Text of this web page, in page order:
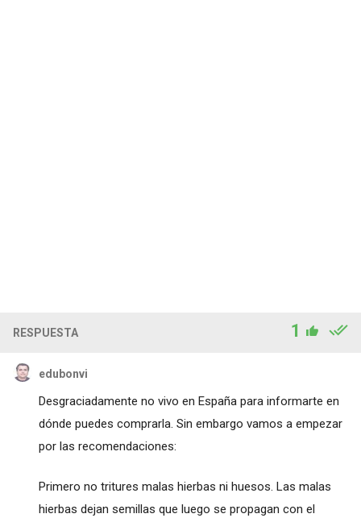
RESPUESTA 1
edubonvi
Desgraciadamente no vivo en España para informarte en
dónde puedes comprarla. Sin embargo vamos a empezar
por las recomendaciones:
Primero no tritures malas hierbas ni huesos. Las malas
hierbas dejan semillas que luego se propagan con el